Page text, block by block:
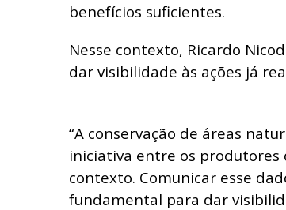
benefícios suficientes.
Nesse contexto, Ricardo
dar visibilidade às ações já
“A conservação de áreas
iniciativa entre os produtores
contexto. Comunicar esse
fundamental para dar